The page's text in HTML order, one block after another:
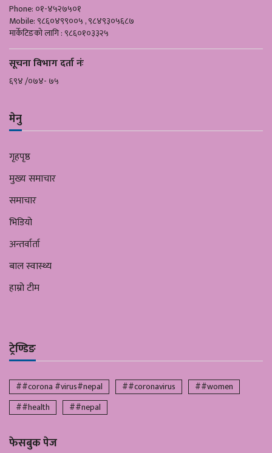
Phone: ०१-४५२७५०१
Mobile: ९८६०४९९००५ , ९८४९३०५६८७
मार्केटिङको लागि : ९८६०१०३३२५
सूचना विभाग दर्ता नंः
६९४ /०७४- ७५
मेनु
गृहपृष्ठ
मुख्य समाचार
समाचार
भिडियो
अन्तर्वार्ता
बाल स्वास्थ्य
हाम्रो टीम
ट्रेण्डिङ
##corona #virus#nepal ##coronavirus
##women
##health
##nepal
फेसबुक पेज